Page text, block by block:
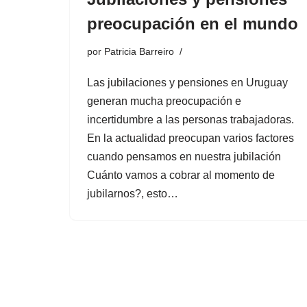
preocupación en el mundo
por Patricia Barreiro
Las jubilaciones y pensiones en Uruguay
generan mucha preocupación e
incertidumbre a las personas trabajadoras.
En la actualidad preocupan varios factores
cuando pensamos en nuestra jubilación
Cuánto vamos a cobrar al momento de
jubilarnos?, esto…